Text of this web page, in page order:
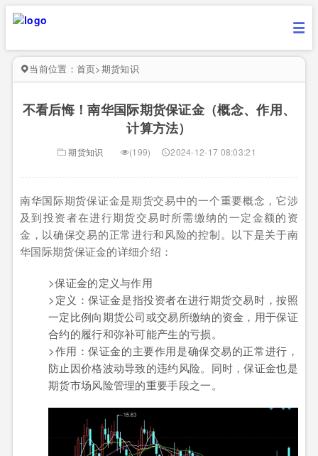
当前位置： 首页>期货知识
不看后悔！南华国际期货保证金（概念、作用、
计算方法）
期货知识 (199) 2024-12-17 08:03:21
南华国际期货保证金是期货交易中的一个重要概念，它涉
及到投资者在进行期货交易时所需缴纳的一定金额的资
金，以确保交易的正常进行和风险的控制。以下是关于南
华国际期货保证金的详细介绍：
>保证金的定义与作用
>定义：保证金是指投资者在进行期货交易时，按照
一定比例向期货公司或交易所缴纳的资金，用于保证
合约的履行和弥补可能产生的亏损。
>作用：保证金的主要作用是确保交易的正常进行，
防止因价格波动导致的违约风险。同时，保证金也是
期货市场风险管理的重要手段之一。